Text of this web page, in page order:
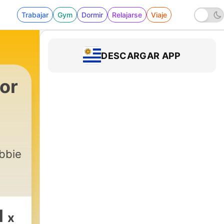
Trabajar Gym Dormir Relajarse Viaje
x
DESCARGAR APP